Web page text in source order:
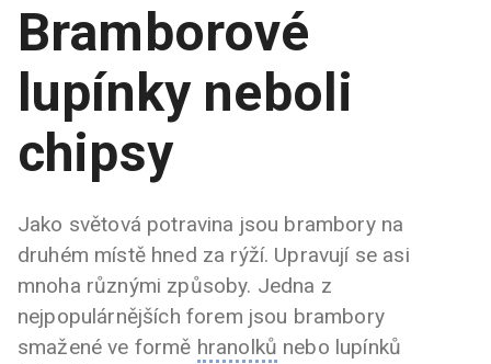
Bramborové
lupínky neboli
chipsy
Jako světová potravina jsou brambory na
druhém místě hned za rýží. Upravují se asi
mnoha různými způsoby. Jedna z
nejpopulárnějších forem jsou brambory
smažené ve formě hranolků nebo lupínků